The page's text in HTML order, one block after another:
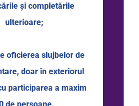
şi completările
ulterioare;
oficierea slujbelor de
doar în exteriorul
participarea a maxim